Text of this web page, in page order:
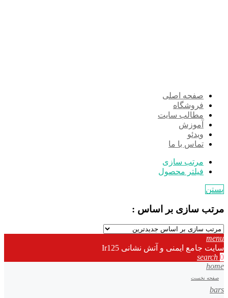
صفحه اصلی
فروشگاه
مطالب سایت
آموزش
ویدئو
تماس با ما
مرتب سازی
فیلتر محصول
بستن
مرتب سازی بر اساس :
menu
سایت جامع ایمنی و آتش نشانی Ir125
search 0
home
صفحه نخست
bars